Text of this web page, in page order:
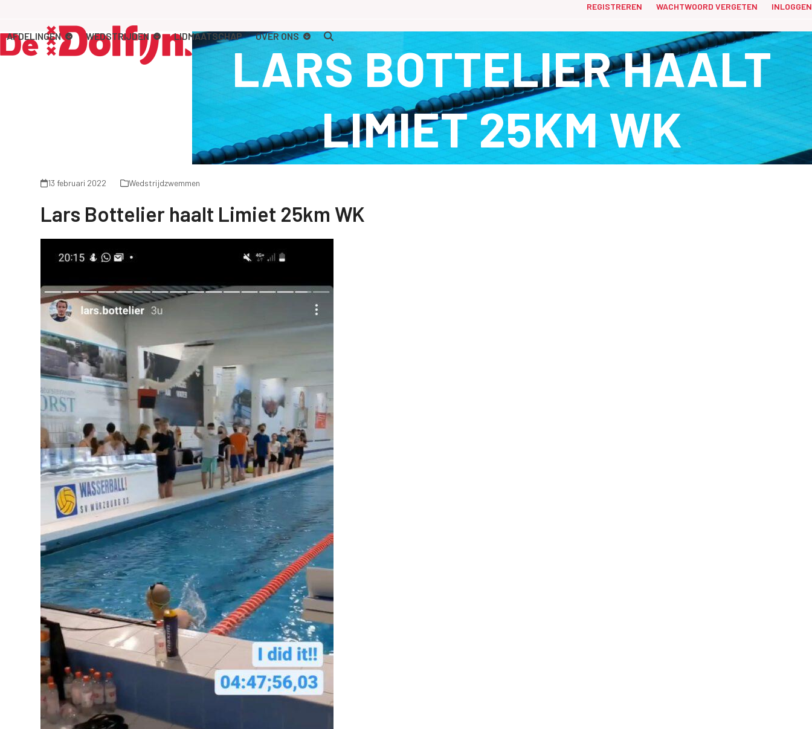
content
REGISTREREN WACHTWOORD VERGETEN INLOGGEN
AFDELINGEN WEDSTRIJDEN LIDMAATSCHAP OVER ONS
LARS BOTTELIER HAALT
LIMIET 25KM WK
13 februari 2022 Wedstrijdzwemmen
Lars Bottelier haalt Limiet 25km WK